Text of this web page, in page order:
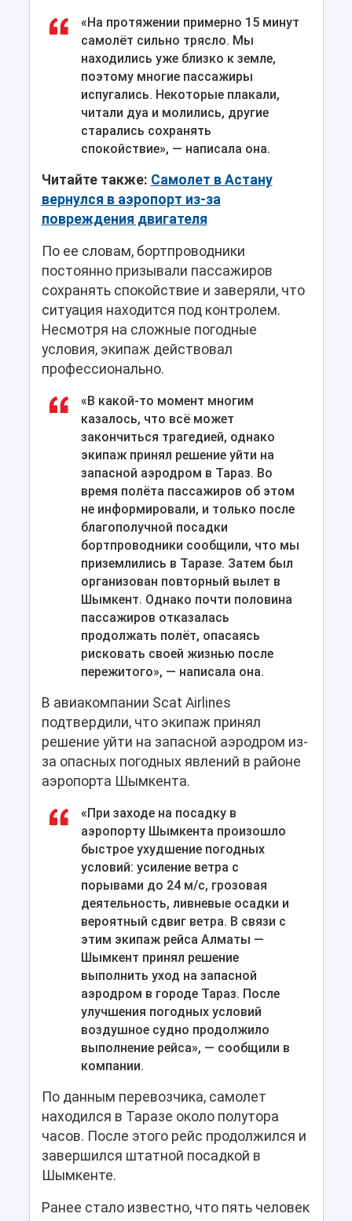
«На протяжении примерно 15 минут
самолёт сильно трясло. Мы
находились уже близко к земле,
поэтому многие пассажиры
испугались. Некоторые плакали,
читали дуа и молились, другие
старались сохранять
спокойствие», — написала она.
Читайте также: Самолет в Астану
вернулся в аэропорт из-за
повреждения двигателя
По ее словам, бортпроводники
постоянно призывали пассажиров
сохранять спокойствие и заверяли, что
ситуация находится под контролем.
Несмотря на сложные погодные
условия, экипаж действовал
профессионально.
«В какой-то момент многим
казалось, что всё может
закончиться трагедией, однако
экипаж принял решение уйти на
запасной аэродром в Тараз. Во
время полёта пассажиров об этом
не информировали, и только после
благополучной посадки
бортпроводники сообщили, что мы
приземлились в Таразе. Затем был
организован повторный вылет в
Шымкент. Однако почти половина
пассажиров отказалась
продолжать полёт, опасаясь
рисковать своей жизнью после
пережитого», — написала она.
В авиакомпании Scat Airlines
подтвердили, что экипаж принял
решение уйти на запасной аэродром из-
за опасных погодных явлений в районе
аэропорта Шымкента.
«При заходе на посадку в
аэропорту Шымкента произошло
быстрое ухудшение погодных
условий: усиление ветра с
порывами до 24 м/с, грозовая
деятельность, ливневые осадки и
вероятный сдвиг ветра. В связи с
этим экипаж рейса Алматы —
Шымкент принял решение
выполнить уход на запасной
аэродром в городе Тараз. После
улучшения погодных условий
воздушное судно продолжило
выполнение рейса», — сообщили в
компании.
По данным перевозчика, самолет
находился в Таразе около полутора
часов. После этого рейс продолжился и
завершился штатной посадкой в
Шымкенте.
Ранее стало известно, что пять человек